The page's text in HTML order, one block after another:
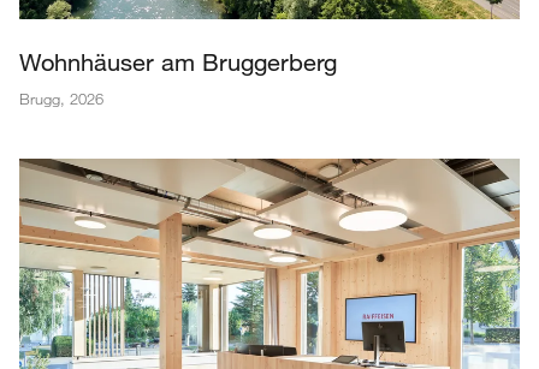
Wohnhäuser am Bruggerberg
Brugg, 2026